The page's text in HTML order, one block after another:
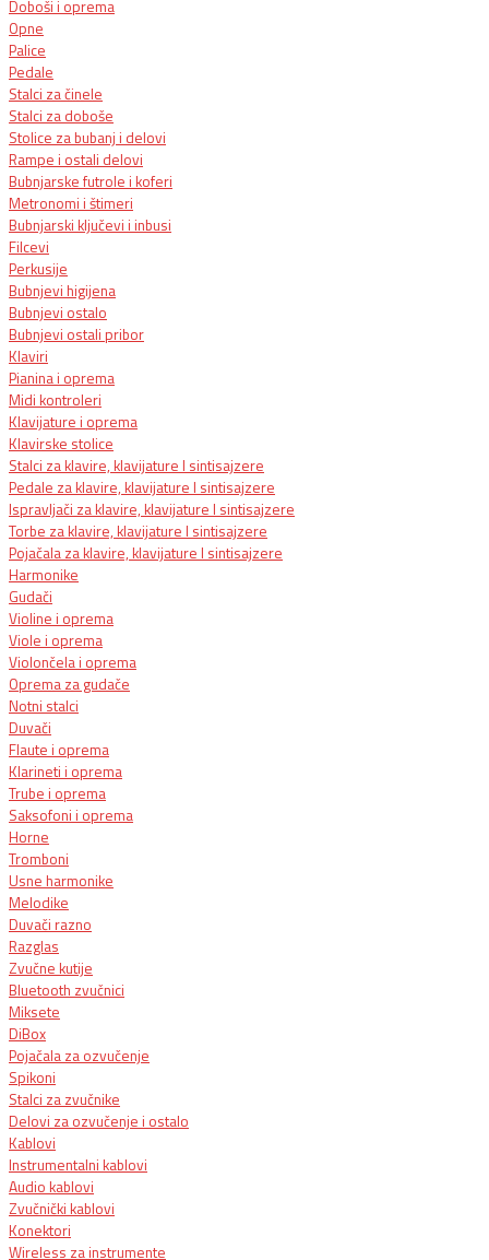
Doboši i oprema
Opne
Palice
Pedale
Stalci za činele
Stalci za doboše
Stolice za bubanj i delovi
Rampe i ostali delovi
Bubnjarske futrole i koferi
Metronomi i štimeri
Bubnjarski ključevi i inbusi
Filcevi
Perkusije
Bubnjevi higijena
Bubnjevi ostalo
Bubnjevi ostali pribor
Klaviri
Pianina i oprema
Midi kontroleri
Klavijature i oprema
Klavirske stolice
Stalci za klavire, klavijature I sintisajzere
Pedale za klavire, klavijature I sintisajzere
Ispravljači za klavire, klavijature I sintisajzere
Torbe za klavire, klavijature I sintisajzere
Pojačala za klavire, klavijature I sintisajzere
Harmonike
Gudači
Violine i oprema
Viole i oprema
Violončela i oprema
Oprema za gudače
Notni stalci
Duvači
Flaute i oprema
Klarineti i oprema
Trube i oprema
Saksofoni i oprema
Horne
Tromboni
Usne harmonike
Melodike
Duvači razno
Razglas
Zvučne kutije
Bluetooth zvučnici
Miksete
DiBox
Pojačala za ozvučenje
Spikoni
Stalci za zvučnike
Delovi za ozvučenje i ostalo
Kablovi
Instrumentalni kablovi
Audio kablovi
Zvučnički kablovi
Konektori
Wireless za instrumente